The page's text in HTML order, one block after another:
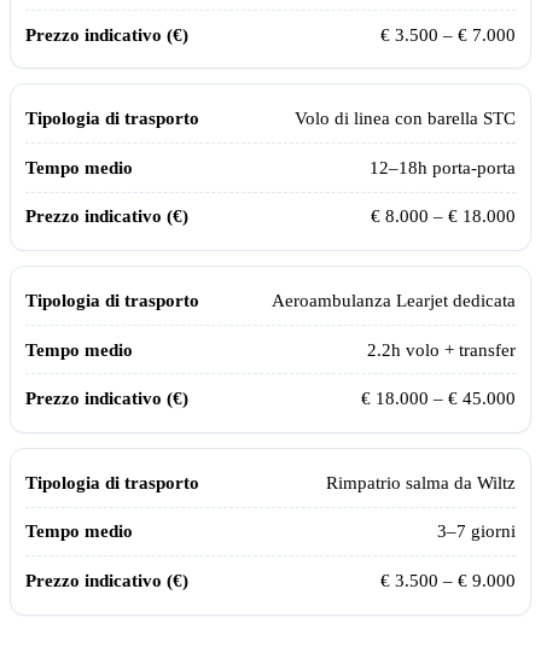
€ 3.500 – € 7.000
Volo di linea con barella STC
12–18h porta-porta
€ 8.000 – € 18.000
Aeroambulanza Learjet dedicata
2.2h volo + transfer
€ 18.000 – € 45.000
Rimpatrio salma da Wiltz
3–7 giorni
€ 3.500 – € 9.000